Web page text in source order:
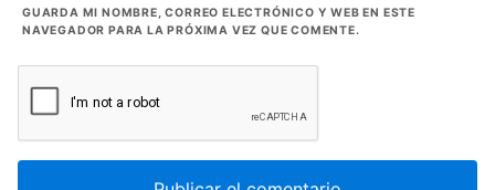
GUARDA MI NOMBRE, CORREO ELECTRÓNICO Y WEB EN ESTE
NAVEGADOR PARA LA PRÓXIMA VEZ QUE COMENTE.